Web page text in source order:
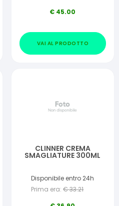
€ 45.00
VAI AL PRODOTTO
CLINNER CREMA
SMAGLIATURE 300ML
Disponibile entro 24h
Prima era: €33.21